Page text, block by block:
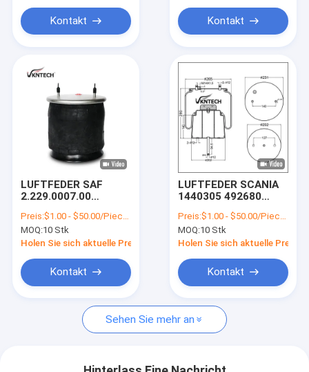
Produkte
Über uns
Fabrik Tour
Referenzen
VR
Luft-Suspendierungs-Frühlinge
VKNTECH 1K6258
Kontakt Kontakt
LUFTFEDER SAF
2.229.0007.00
3.229.0007.00
3.229.0007.01
3.229.0007.02
Firestone W01-M58-
6366 1T17BS-6
ERSETZEN DURCH
VKNTECH 1K6366
Preis:$1.00 - $50.00/Pieces
MOQ:10 Stk
Holen Sie sich aktuelle Preis
Kontakt
LUFTFEDER SCANIA
1440305 492680
Phoenix 1DF20A-2
ERSETZEN DURCH
VKNTECH 1K6305
Preis:$1.00 - $50.00/Pieces
MOQ:10 Stk
Holen Sie sich aktuelle Preis
Kontakt
Sehen Sie mehr an